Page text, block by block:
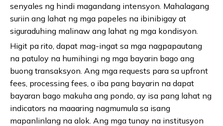
senyales ng hindi magandang intensyon. Mahalagang
suriin ang lahat ng mga papeles na ibinibigay at
siguraduhing malinaw ang lahat ng mga kondisyon.
Higit pa rito, dapat mag-ingat sa mga nagpapautang
na patuloy na humihingi ng mga bayarin bago ang
buong transaksyon. Ang mga requests para sa upfront
fees, processing fees, o iba pang bayarin na dapat
bayaran bago makuha ang pondo, ay isa pang lahat ng
indicators na maaaring nagmumula sa isang
mapanlinlang na alok. Ang mga tunay na institusyon